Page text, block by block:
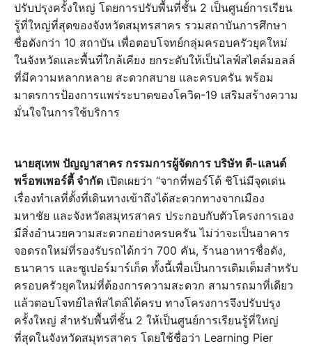
ปรับปรุงครั้งใหญ่ โดยการปรับพื้นที่ชั้น 2 เป็นศูนย์การเรียน
รู้ที่ใหญ่ที่สุดของจังหวัดสมุทรสาคร รวมสถาบันการศึกษา
ชื่อดังกว่า 10 สถาบัน เพื่อตอบโจทย์กลุ่มครอบครัวยุคใหม่
ในจังหวัดและพื้นที่ใกล้เคียง ยกระดับให้เป็นไลฟ์สไตล์มอลล์
ที่มีความหลากหลาย สะดวกสบาย และครบครัน พร้อม
มาตรการป้องการแพร่ระบาดของโควิด-19 เสริมสร้างความ
มั่นใจในการใช้บริการ
นายสุเทพ ปัญญาสาคร กรรมการผู้จัดการ บริษัท ดี-แลนด์
พร็อพเพอร์ตี้ จำกัด เปิดเผยว่า “จากที่พอร์โต้ ชิโน่มีจุดเด่น
เรื่องทำเลที่ตั้งที่เดินทางเข้าถึงได้สะดวกทางจากเมือง
มหาชัย และจังหวัดสมุทรสาคร ประกอบกับตัวโครงการเอง
มีสิ่งอำนวยความสะดวกอย่างครบครัน ไม่ว่าจะเป็นอาคาร
จอดรถใหม่ที่รองรับรถได้กว่า 700 คัน, ร้านอาหารชื่อดัง,
ธนาคาร และซูเปอร์มาร์เก็ต ทั้งนี้เพื่อเป็นการเติมเต็มสำหรับ
ครอบครัวยุคใหม่ที่ต้องการความสะดวก สามารถมาที่เดียว
แล้วตอบโจทย์ไลฟ์สไตล์ได้ครบ ทางโครงการจึงปรับปรุง
ครั้งใหญ่ สำหรับพื้นที่ชั้น 2 ให้เป็นศูนย์การเรียนรู้ที่ใหญ่
ที่สุดในจังหวัดสมุทรสาคร โดยใช้ชื่อว่า Learning Pier